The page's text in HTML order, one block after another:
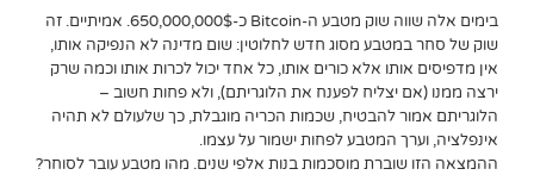
בימים אלה שווה שוק מטבע ה-Bitcoin כ-650,000,000$. אמיתיים. זה
שוק של סחר במטבע מסוג חדש לחלוטין: שום מדינה לא הנפיקה אותו,
אין מדפיסים אותו אלא כורים אותו, כל אחד יכול לכרות אותו וכמה שרק
ירצה ממנו (אם יצליח לפענח את הלוגריתם), ולא פחות חשוב –
הלוגריתם אמור להבטיח, שכמות הכריה מוגבלת, כך שלעולם לא תהיה
אינפלציה, וערך המטבע לפחות ישמור על עצמו.
ההמצאה הזו שוברת מוסכמות בנות אלפי שנים. מהו מטבע עובר לסוחר?